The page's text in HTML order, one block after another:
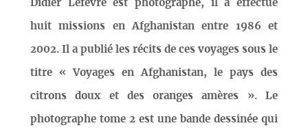
Didier Lefèvre est photographe, il a effectué
huit missions en Afghanistan entre 1986 et
2002. Il a publié les récits de ces voyages sous le
titre « Voyages en Afghanistan, le pays des
citrons doux et des oranges amères ». Le
photographe tome 2 est une bande dessinée qui